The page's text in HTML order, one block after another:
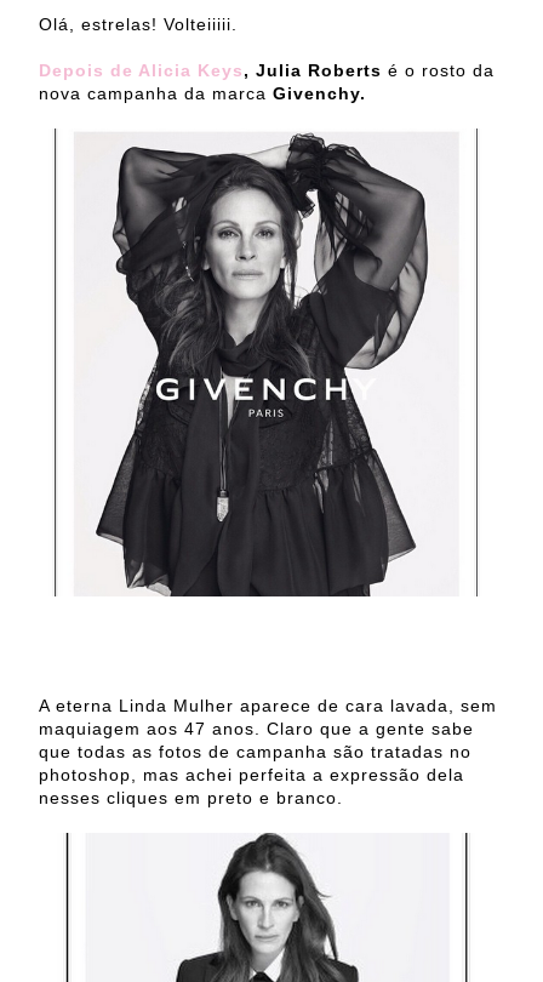
Olá, estrelas! Volteiiiii.
Depois de Alicia Keys, Julia Roberts é o rosto da
nova campanha da marca Givenchy.
A eterna Linda Mulher aparece de cara lavada, sem
maquiagem aos 47 anos. Claro que a gente sabe
que todas as fotos de campanha são tratadas no
photoshop, mas achei perfeita a expressão dela
nesses cliques em preto e branco.